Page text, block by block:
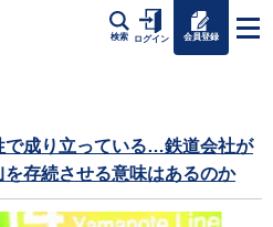
検索 ログイン 会員登録
で成り立っている…鉄道会社が
を存続させる意味はあるのか